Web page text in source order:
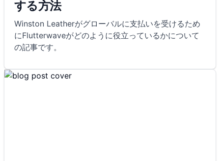
する方法
Winston Leatherがグローバルに支払いを受けるため
にFlutterwaveがどのように役立っているかについて
の記事です。